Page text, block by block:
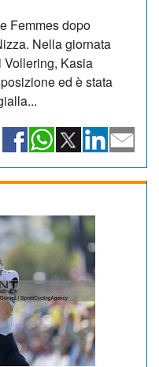
Femmes dopo
Nella giornata
Vollering, Kasia
ed è stata